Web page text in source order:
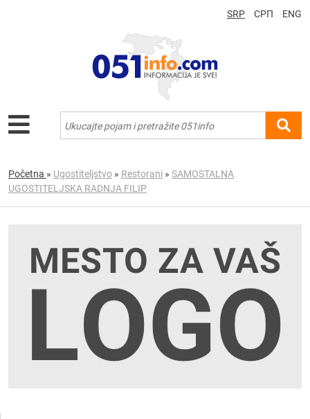
SRP СРП ENG
Početna » Ugostiteljstvo » Restorani » SAMOSTALNA
UGOSTITELJSKA RADNJA FILIP